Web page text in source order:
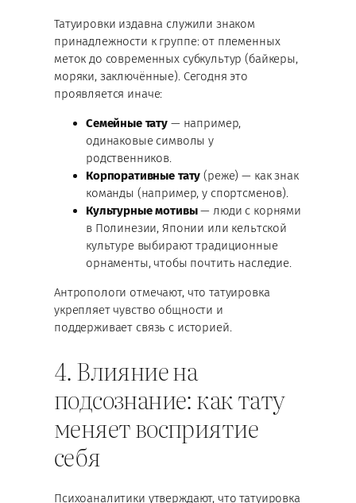
Татуировки издавна служили знаком
принадлежности к группе: от племенных
меток до современных субкультур (байкеры,
моряки, заключённые). Сегодня это
проявляется иначе:
Семейные тату — например,
одинаковые символы у
родственников.
Корпоративные тату (реже) — как знак
команды (например, у спортсменов).
Культурные мотивы— люди с корнями
в Полинезии, Японии или кельтской
культуре выбирают традиционные
орнаменты, чтобы почтить наследие.
Антропологи отмечают, что татуировка
укрепляет чувство общности и
поддерживает связь с историей.
4. Влияние на
подсознание: как тату
меняет восприятие
себя
Психоаналитики утверждают, что татуировка